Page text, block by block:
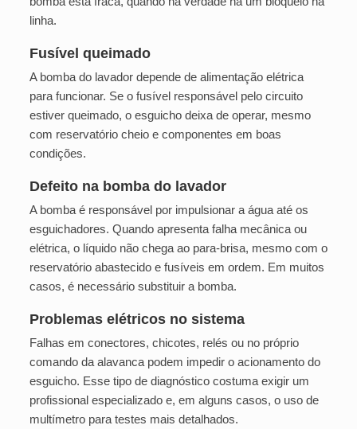
linha.
Fusível queimado
A bomba do lavador depende de alimentação elétrica
para funcionar. Se o fusível responsável pelo circuito
estiver queimado, o esguicho deixa de operar, mesmo
com reservatório cheio e componentes em boas
condições.
Defeito na bomba do lavador
A bomba é responsável por impulsionar a água até os
esguichadores. Quando apresenta falha mecânica ou
elétrica, o líquido não chega ao para-brisa, mesmo com o
reservatório abastecido e fusíveis em ordem. Em muitos
casos, é necessário substituir a bomba.
Problemas elétricos no sistema
Falhas em conectores, chicotes, relés ou no próprio
comando da alavanca podem impedir o acionamento do
esguicho. Esse tipo de diagnóstico costuma exigir um
profissional especializado e, em alguns casos, o uso de
multímetro para testes mais detalhados.